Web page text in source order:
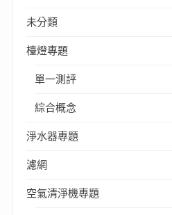
未分類
檯燈專題
單一測評
綜合概念
淨水器專題
濾網
空氣清淨機專題